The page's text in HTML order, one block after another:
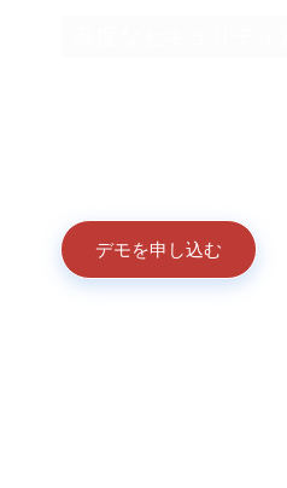
デモを申し込む